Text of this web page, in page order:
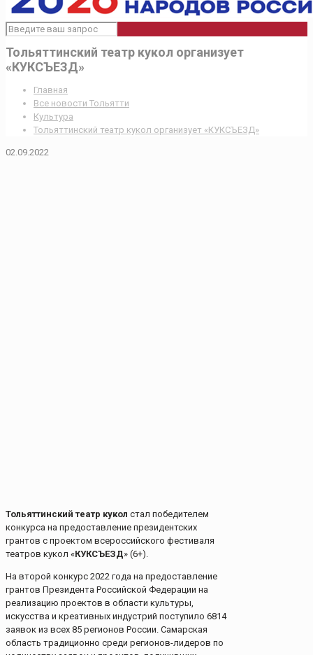
Тольяттинский театр кукол организует
«КУКСЪЕЗД»
Главная
Все новости Тольятти
Культура
Тольяттинский театр кукол организует «КУКСЪЕЗД»
02.09.2022
Тольяттинский театр кукол стал победителем
конкурса на предоставление президентских
грантов с проектом всероссийского фестиваля
театров кукол «КУКСЪЕЗД» (6+).
На второй конкурс 2022 года на предоставление
грантов Президента Российской Федерации на
реализацию проектов в области культуры,
искусства и креативных индустрий поступило 6814
заявок из всех 85 регионов России. Самарская
область традиционно среди регионов-лидеров по